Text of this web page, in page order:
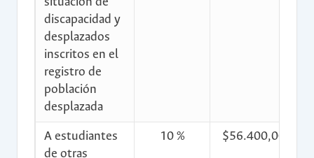
situación de
discapacidad y
desplazados
inscritos en el
registro de
población
desplazada
A estudiantes
de otras
10 % $56.400,00